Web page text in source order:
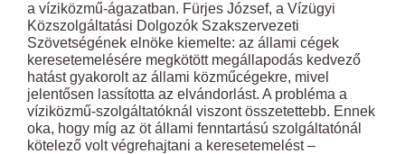
a víziközmű-ágazatban. Fürjes József, a Vízügyi
Közszolgáltatási Dolgozók Szakszervezeti
Szövetségének elnöke kiemelte: az állami cégek
keresetemelésére megkötött megállapodás kedvező
hatást gyakorolt az állami közműcégekre, mivel
jelentősen lassította az elvándorlást. A probléma a
víziközmű-szolgáltatóknál viszont összetettebb. Ennek
oka, hogy míg az öt állami fenntartású szolgáltatónál
kötelező volt végrehajtani a keresetemelést –